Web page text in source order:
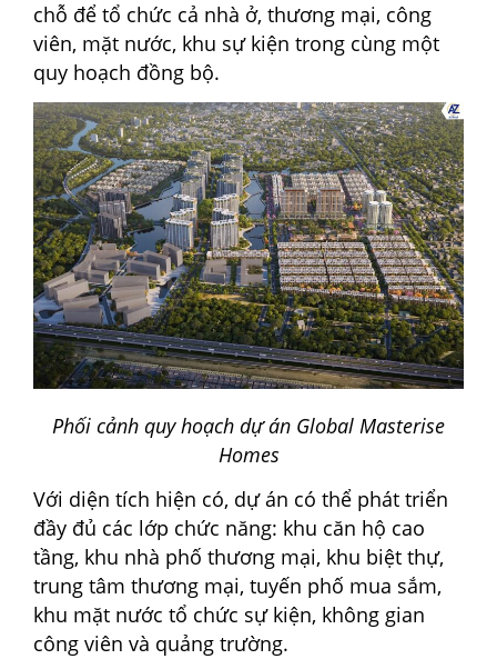
chỗ để tổ chức cả nhà ở, thương mại, công
viên, mặt nước, khu sự kiện trong cùng một
quy hoạch đồng bộ.
Phối cảnh quy hoạch dự án Global Masterise
Homes
Với diện tích hiện có, dự án có thể phát triển
đầy đủ các lớp chức năng: khu căn hộ cao
tầng, khu nhà phố thương mại, khu biệt thự,
trung tâm thương mại, tuyến phố mua sắm,
khu mặt nước tổ chức sự kiện, không gian
công viên và quảng trường.